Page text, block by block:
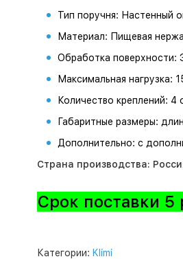
Тип поручня: Настенный
Материал: Пищевая
Обработка поверхности:
Максимальная нагрузка:
Количество креплений:
Габаритные размеры:
Дополнительно: с
Страна производства:
Срок поставки 5
Категории: Klimi